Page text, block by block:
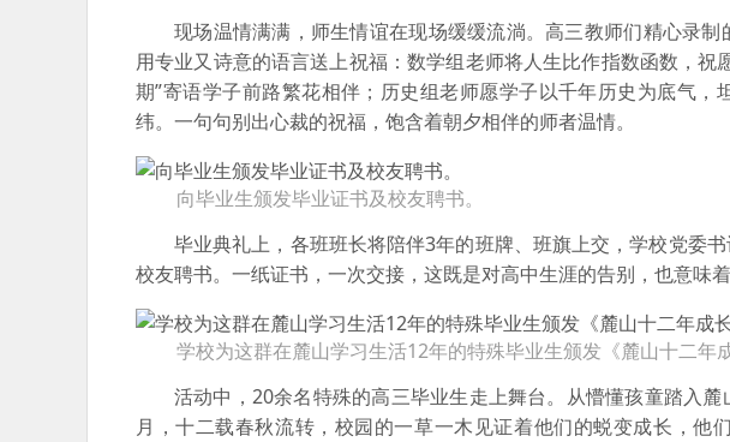
现场温情满满，师生情谊在现场缓缓流淌。高三教师们精心录
用专业又诗意的语言送上祝福：数学组老师将人生比作指数函数，
期”寄语学子前路繁花相伴；历史组老师愿学子以千年历史为底气
纬。一句句别出心裁的祝福，饱含着朝夕相伴的师者温情。
向毕业生颁发毕业证书及校友聘书。
毕业典礼上，各班班长将陪伴3年的班牌、班旗上交，学校党委
校友聘书。一纸证书，一次交接，这既是对高中生涯的告别，也意味着
学校为这群在麓山学习生活12年的特殊毕业生颁发《麓山十二年
活动中，20余名特殊的高三毕业生走上舞台。从懵懂孩童踏入
月，十二载春秋流转，校园的一草一木见证着他们的蜕变成长，他